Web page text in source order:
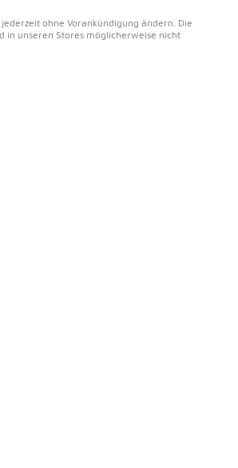
ohne Vorankündigung ändern. Die
in unseren Stores möglicherweise nicht